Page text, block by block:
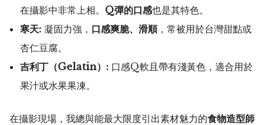
在攝影中非常上相。 Q彈的口感也是其特色。
寒天: 凝固力強， 口感爽脆、滑順，常被用於台灣甜點或
杏仁豆腐。
吉利丁（Gelatin）: 口感Q軟且帶有淺黃色，適合用於
果汁或水果果凍。
在攝影現場，我總與能最大限度引出素材魅力的食物造型師